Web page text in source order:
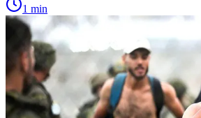
1 min